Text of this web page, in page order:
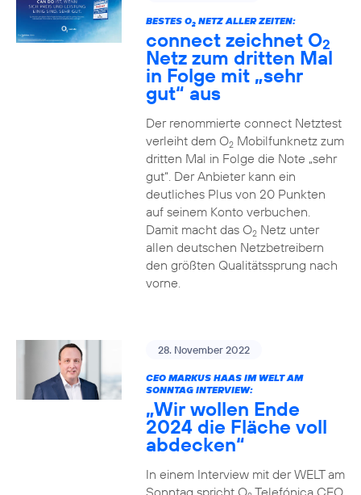
BESTES O2NETZ ALLER ZEITEN:
connect zeichnet O2
Netz zum dritten Mal
in Folge mit „sehr
gut“ aus
Der renommierte connect Netztest
verleiht dem O2Mobilfunknetz zum
dritten Mal in Folge die Note „sehr
gut“. Der Anbieter kann ein
deutliches Plus von 20 Punkten
auf seinem Konto verbuchen.
Damit macht das O2Netz unter
allen deutschen Netzbetreibern
den größten Qualitätssprung nach
vorne.
28. November 2022
CEO MARKUS HAAS IM WELT AM
SONNTAG INTERVIEW:
„Wir wollen Ende
2024 die Fläche voll
abdecken“
In einem Interview mit der WELT am
Sonntag spricht O Telefónica CEO